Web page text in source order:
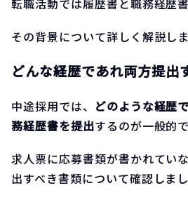
転職活動では履歴書と職務経歴
その背景について詳しく解説しま
どんな経歴であれ両方提出
中途採用では、 どのような経歴
務経歴書を提出するのが一般的で
求人票に応募書類が書かれてい
出すべき書類について確認しまし